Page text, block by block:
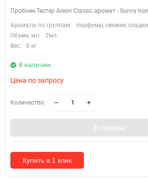
Пробник-Тестер Areon Classic аромат - Sunny
Ароматы по группам:
парфумы, свежие,
Объем, мл:
2мл
Вес:
0 кг
В наличии
Цена по запросу
Количество:
В корзину
Купить в 1 клик